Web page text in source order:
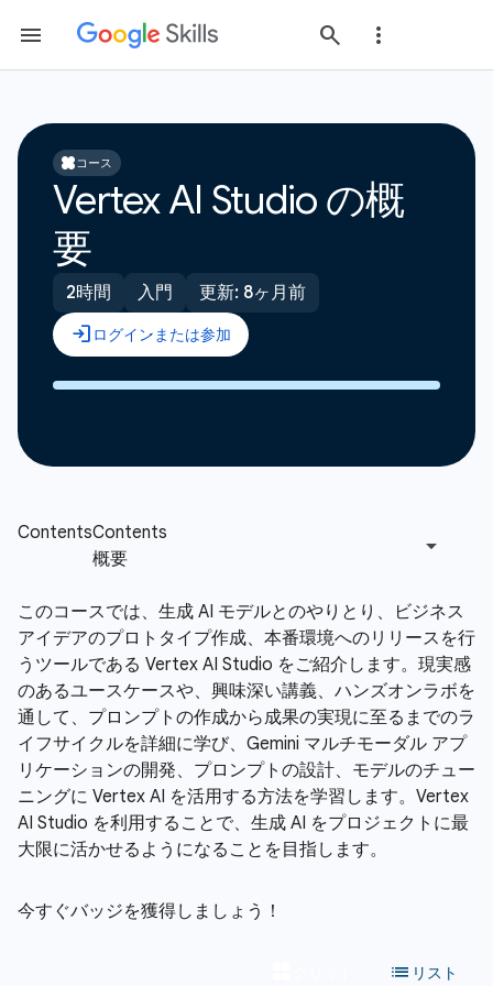
コース
Vertex AI Studio の概
要
2時間 入門 更新: 8ヶ月前
このコースでは、生成 AI モデルとのやりとり、ビジネス
アイデアのプロトタイプ作成、本番環境へのリリースを行
うツールである Vertex AI Studio をご紹介します。現実感
のあるユースケースや、興味深い講義、ハンズオンラボを
通して、プロンプトの作成から成果の実現に至るまでのラ
イフサイクルを詳細に学び、Gemini マルチモーダル アプ
リケーションの開発、プロンプトの設計、モデルのチュー
ニングに Vertex AI を活用する方法を学習します。Vertex
AI Studio を利用することで、生成 AI をプロジェクトに最
大限に活かせるようになることを目指します。
今すぐバッジを獲得しましょう！